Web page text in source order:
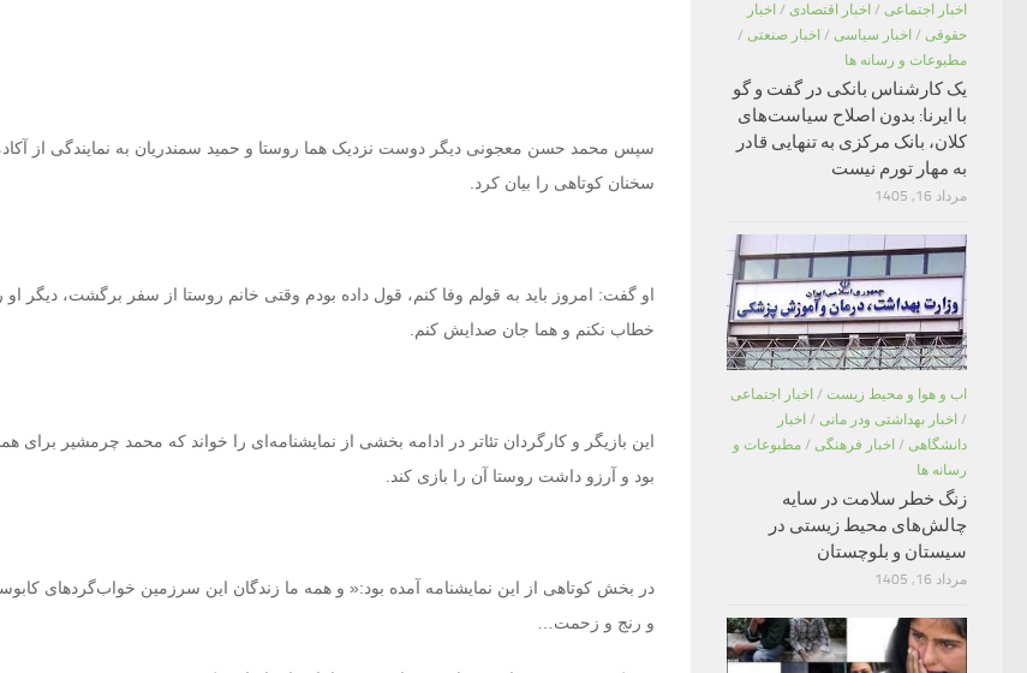
سپس محمد حسن معجونی دیگر دوست نزدیک هما روستا و حمید سمندریان به نمایندگی از
سخنان کوتاهی را بیان کرد.
او گفت: امروز باید به قولم وفا کنم، قول داده بودم وقتی خانم روستا از سفر برگشت، دیگر او
خطاب نکنم و هما جان صدایش کنم.
این بازیگر و کارگردان تئاتر در ادامه بخشی از نمایشنامه‌ای را خواند که محمد چرمشیر برای
بود و آرزو داشت روستا آن را بازی کند.
در بخش کوتاهی از این نمایشنامه آمده بود:« و همه ما زندگان این سرزمین خواب‌گردهای
و رنج و زحمت…
اخبار اجتماعی / اخبار اقتصادی / اخبار
حقوقی / اخبار سیاسی / اخبار صنعتی /
مطبوعات و رسانه ها
یک کارشناس بانکی در گفت و گو
با ایرنا: بدون اصلاح سیاست‌های
کلان، بانک مرکزی به تنهایی قادر
به مهار تورم نیست
مرداد 16, 1405
اب و هوا و محیط زیست / اخبار اجتماعی
/ اخبار بهداشتی ودر مانی / اخبار
دانشگاهی / اخبار فرهنگی / مطبوعات و
رسانه ها
زنگ خطر سلامت در سایه
چالش‌های محیط زیستی در
سیستان و بلوچستان
مرداد 16, 1405